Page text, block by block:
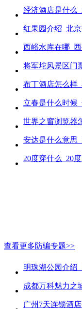
经济酒店是什么
红果园介绍_北
西峪水库在哪_
将军坨风景区门
布丁酒店怎么样
立春是什么时候
世界之窗浏览器
安达是什么意思
20度穿什么_20
查看更多防骗专题>>
明珠湖公园介绍
成都万科魅力之
广州7天连锁酒